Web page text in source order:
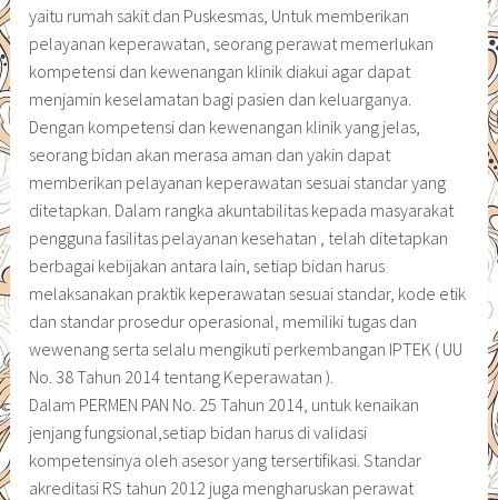
yaitu rumah sakit dan Puskesmas, Untuk memberikan
pelayanan keperawatan, seorang perawat memerlukan
kompetensi dan kewenangan klinik diakui agar dapat
menjamin keselamatan bagi pasien dan keluarganya.
Dengan kompetensi dan kewenangan klinik yang jelas,
seorang bidan akan merasa aman dan yakin dapat
memberikan pelayanan keperawatan sesuai standar yang
ditetapkan. Dalam rangka akuntabilitas kepada masyarakat
pengguna fasilitas pelayanan kesehatan , telah ditetapkan
berbagai kebijakan antara lain, setiap bidan harus
melaksanakan praktik keperawatan sesuai standar, kode etik
dan standar prosedur operasional, memiliki tugas dan
wewenang serta selalu mengikuti perkembangan IPTEK ( UU
No. 38 Tahun 2014 tentang Keperawatan ).
Dalam PERMEN PAN No. 25 Tahun 2014, untuk kenaikan
jenjang fungsional,setiap bidan harus di validasi
kompetensinya oleh asesor yang tersertifikasi. Standar
akreditasi RS tahun 2012 juga mengharuskan perawat